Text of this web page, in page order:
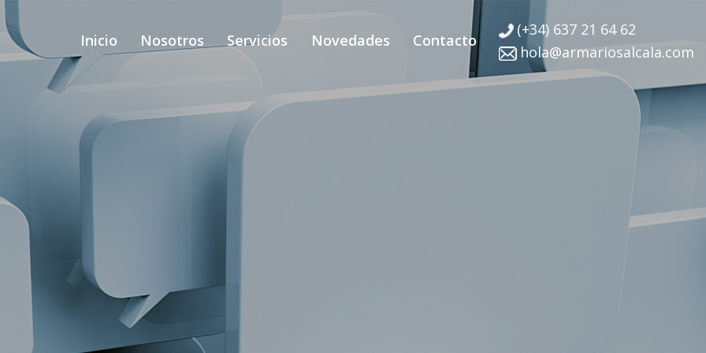
Inicio Nosotros Servicios Novedades Contacto
(+34) 637 21 64 62
hola@armariosalcala.com